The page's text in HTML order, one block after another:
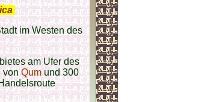
im Westen des
am Ufer des
vonQumund 300